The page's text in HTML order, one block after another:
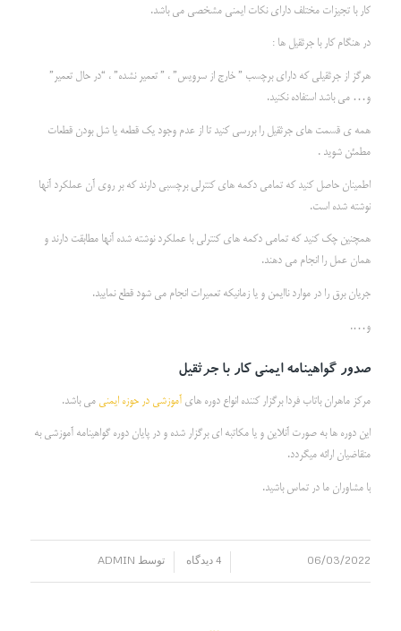
کار با تجیزات مختلف دارای نکات ایمنی مشخصی می باشد.
در هنگام کار با جرثقیل ها :
هرگز از جرثقیلی که دارای برچسب ” خارج از سرویس” ، ” تعمیر نشده” ، “در حال تعمیر”
و… می باشد استفاده نکنید.
همه ی قسمت های جرثقیل را بررسی کنید تا از عدم وجود یک قطعه یا شل بودن قطعات
مطمئن شوید .
اطمینان حاصل کنید که تمامی دکمه های کنترلی برچسبی دارند که بر روی آن عملکرد آنها
نوشته شده است.
همچنین چک کنید که تمامی دکمه های کنترلی با عملکرد نوشته شده آنها مطابقت دارند و
همان عمل را انجام می دهند.
جریان برق را در موارد ناایمن و یا زمانیکه تعمیرات انجام می شود قطع نمایید.
و….
صدور گواهینامه ایمنی کار با جرثقیل
مرکز ماهران باتاب فردا برگزار کننده انواع دوره های آموزشی در حوزه ایمنی می باشد.
این دوره ها به صورت آنلاین و یا مکاتبه ای برگزار شده و در پایان دوره گواهینامه آموزشی به
متقاضیان ارائه میگردد.
با مشاوران ما در تماس باشید.
06/03/2022 4 دیدگاه توسط ADMIN